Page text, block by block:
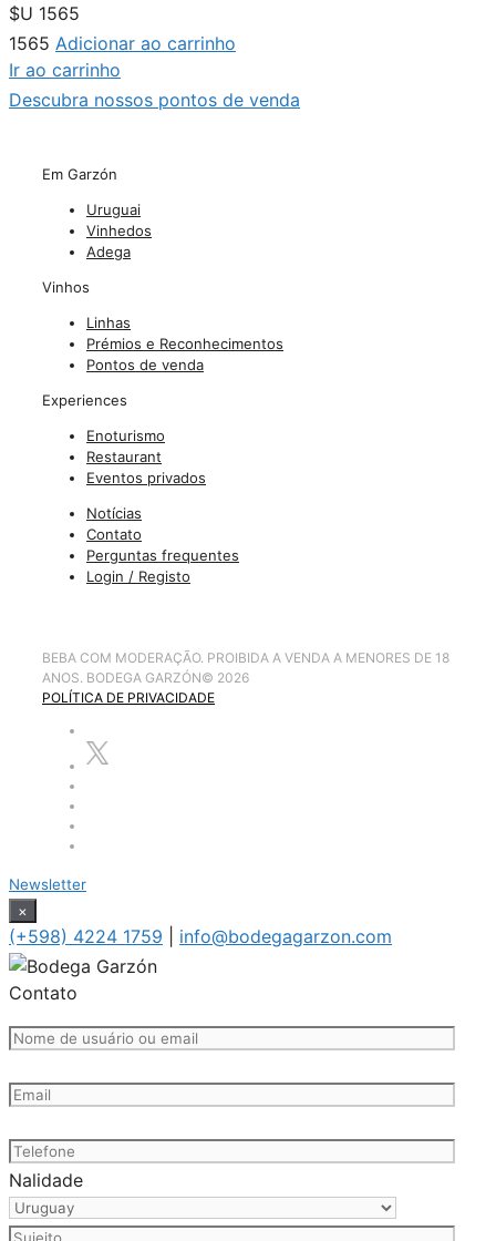
$U 1565
1565 Adicionar ao carrinho
Ir ao carrinho
Descubra nossos pontos de venda
Em Garzón
Uruguai
Vinhedos
Adega
Vinhos
Linhas
Prémios e Reconhecimentos
Pontos de venda
Experiences
Enoturismo
Restaurant
Eventos privados
Notícias
Contato
Perguntas frequentes
Login / Registo
BEBA COM MODERAÇÃO. PROIBIDA A VENDA A MENORES DE 18
ANOS. BODEGA GARZÓN© 2026
POLÍTICA DE PRIVACIDADE
Newsletter
×
(+598) 4224 1759 info@bodegagarzon.com
Contato
Nalidade